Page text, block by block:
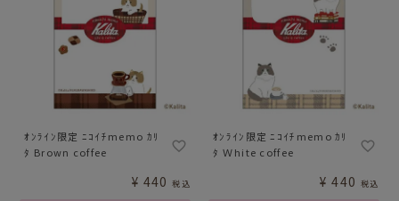
ｵﾝﾗｲﾝ限定 ﾆｺｲﾁmemo ｶﾘ
ﾀ Brown coffee
¥ 440 税込
ｵﾝﾗｲﾝ限定 ﾆｺｲﾁmemo ｶﾘ
ﾀ Ｗhite coffee
¥ 440 税込